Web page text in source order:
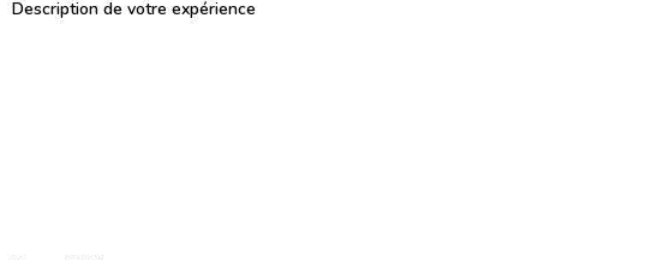
Description de votre expérience